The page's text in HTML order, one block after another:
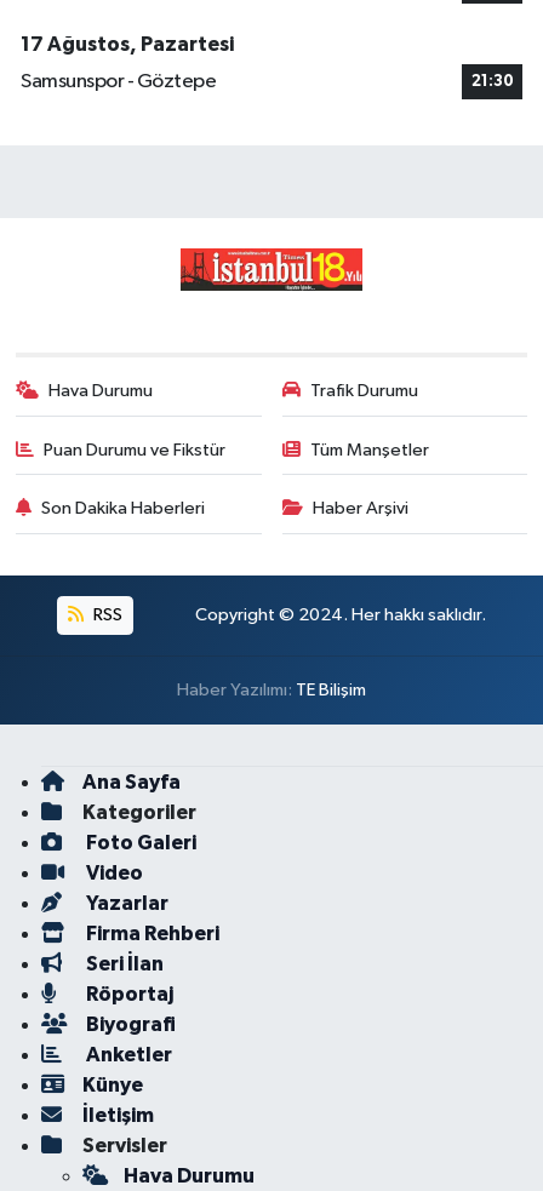
17 Ağustos, Pazartesi
Samsunspor - Göztepe
21:30
Hava Durumu Trafik Durumu
Puan Durumu ve Fikstür Tüm Manşetler
Son Dakika Haberleri Haber Arşivi
RSS Copyright © 2024. Her hakkı saklıdır.
Haber Yazılımı: TE Bilişim
Ana Sayfa
Kategoriler
Foto Galeri
Video
Yazarlar
Firma Rehberi
Seri İlan
Röportaj
Biyografi
Anketler
Künye
İletişim
Servisler
Hava Durumu